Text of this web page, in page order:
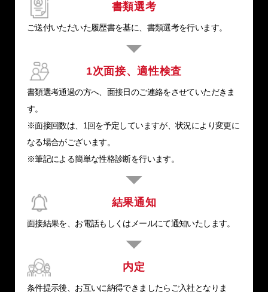
書類選考
ご送付いただいた履歴書を基に、書類選考を行います。
1次面接、適性検査
書類選考通過の方へ、面接日のご連絡をさせていただきま
す。
※面接回数は、1回を予定していますが、状況により変更に
なる場合がございます。
※筆記による簡単な性格診断を行います。
結果通知
面接結果を、お電話もしくはメールにて通知いたします。
内定
条件提示後、お互いに納得できましたらご入社となりま